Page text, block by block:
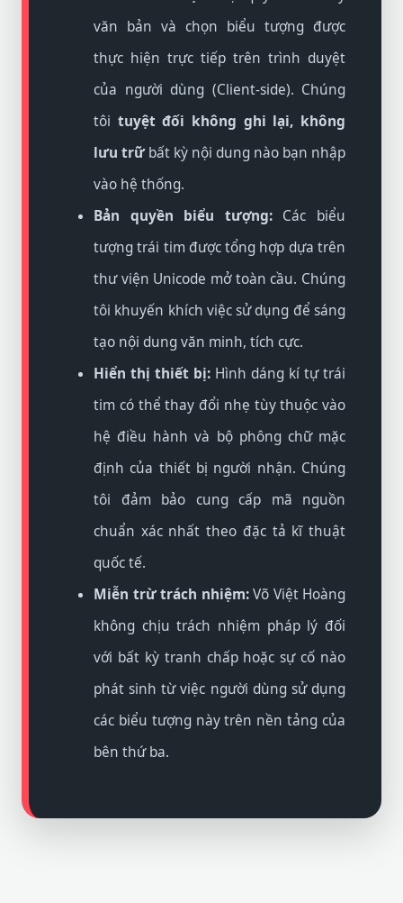
văn bản và chọn biểu tượng được
thực hiện trực tiếp trên trình duyệt
của người dùng (Client-side). Chúng
tôi tuyệt đối không ghi lại, không
lưu trữbất kỳ nội dung nào bạn nhập
vào hệ thống.
Bản quyền biểu tượng:Các biểu
tượng trái tim được tổng hợp dựa trên
thư viện Unicode mở toàn cầu. Chúng
tôi khuyến khích việc sử dụng để sáng
tạo nội dung văn minh, tích cực.
Hiển thị thiết bị: Hình dáng kí tự trái
tim có thể thay đổi nhẹ tùy thuộc vào
hệ điều hành và bộ phông chữ mặc
định của thiết bị người nhận. Chúng
tôi đảm bảo cung cấp mã nguồn
chuẩn xác nhất theo đặc tả kĩ thuật
quốc tế.
Miễn trừ trách nhiệm:Võ Việt Hoàng
không chịu trách nhiệm pháp lý đối
với bất kỳ tranh chấp hoặc sự cố nào
phát sinh từ việc người dùng sử dụng
các biểu tượng này trên nền tảng của
bên thứ ba.